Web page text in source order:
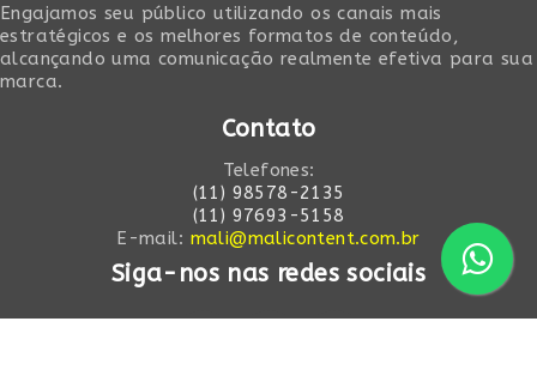
Engajamos seu público utilizando os canais mais
estratégicos e os melhores formatos de conteúdo,
alcançando uma comunicação realmente efetiva para sua
marca.
Contato
Telefones:
(11) 98578-2135
(11) 97693-5158
E-mail: mali@malicontent.com.br
Siga-nos nas redes sociais